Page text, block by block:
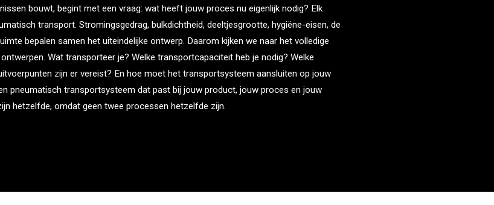
bouwt, begint met een vraag: wat heeft jouw proces nu eigenlijk nodig? Elk
transport. Stromingsgedrag, bulkdichtheid, deeltjesgrootte, hygiëne-eisen, de
bepalen samen het uiteindelijke ontwerp. Daarom kijken we naar het volledige
Wat transporteer je? Welke transportcapaciteit heb je nodig? Welke
zijn er vereist? En hoe moet het transportsysteem aansluiten op jouw
pneumatisch transportsysteem dat past bij jouw product, jouw proces en jouw
hetzelfde, omdat geen twee processen hetzelfde zijn.